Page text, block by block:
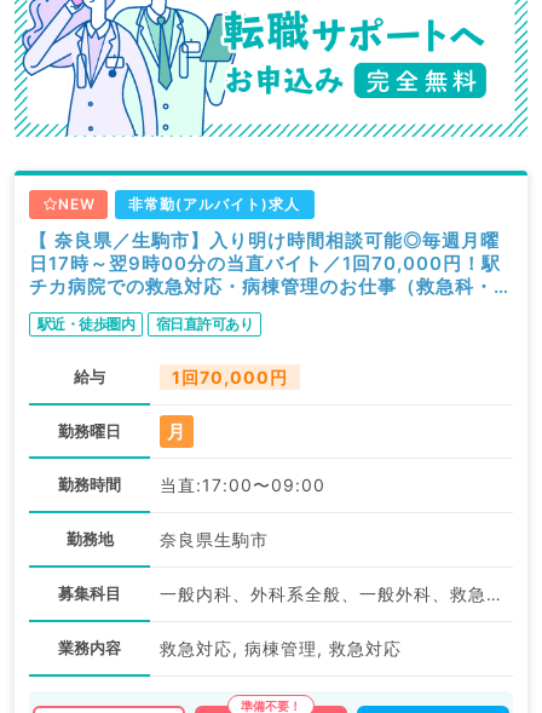
NEW 非常勤(アルバイト)求人
【 奈良県／生駒市】入り明け時間相談可能◎毎週月曜
日17時～翌9時00分の当直バイト／1回70,000円！駅
チカ病院での救急対応・病棟管理のお仕事（救急科・内
科・外科／非常勤）
駅近・徒歩圏内 宿日直許可あり
給与 1回70,000円
勤務曜日 月
勤務時間 当直:17:00〜09:00
勤務地 奈良県生駒市
募集科目 一般内科、外科系全般、一般外科、救急科・ＩＣＵ
業務内容 救急対応, 病棟管理, 救急対応